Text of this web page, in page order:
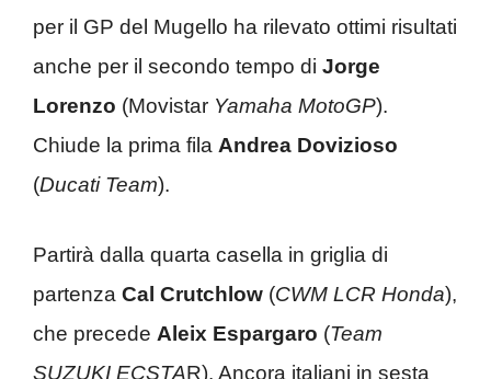
per il GP del Mugello ha rilevato ottimi risultati
anche per il secondo tempo di Jorge
Lorenzo (Movistar Yamaha MotoGP).
Chiude la prima fila Andrea Dovizioso
(Ducati Team).
Partirà dalla quarta casella in griglia di
partenza Cal Crutchlow (CWM LCR Honda),
che precede Aleix Espargaro (Team
SUZUKI ECSTAR). Ancora italiani in sesta